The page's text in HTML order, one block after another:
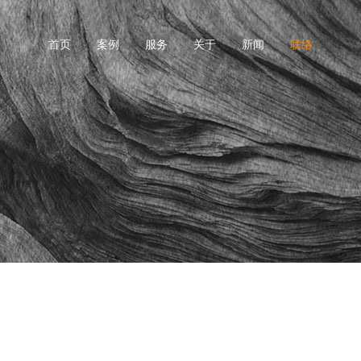
首页 案例 服务 关于 新闻 联络